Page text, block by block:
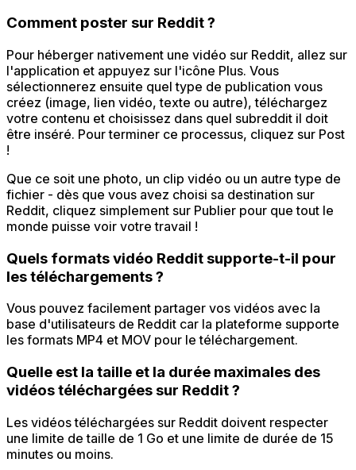
Comment poster sur Reddit ?
Pour héberger nativement une vidéo sur Reddit, allez sur
l'application et appuyez sur l'icône Plus. Vous
sélectionnerez ensuite quel type de publication vous
créez (image, lien vidéo, texte ou autre), téléchargez
votre contenu et choisissez dans quel subreddit il doit
être inséré. Pour terminer ce processus, cliquez sur Post
!
Que ce soit une photo, un clip vidéo ou un autre type de
fichier - dès que vous avez choisi sa destination sur
Reddit, cliquez simplement sur Publier pour que tout le
monde puisse voir votre travail !
Quels formats vidéo Reddit supporte-t-il pour
les téléchargements ?
Vous pouvez facilement partager vos vidéos avec la
base d'utilisateurs de Reddit car la plateforme supporte
les formats MP4 et MOV pour le téléchargement.
Quelle est la taille et la durée maximales des
vidéos téléchargées sur Reddit ?
Les vidéos téléchargées sur Reddit doivent respecter
une limite de taille de 1 Go et une limite de durée de 15
minutes ou moins.